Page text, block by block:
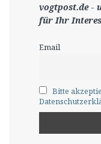
vogtpost.de-
für Ihr
Email
Bitte